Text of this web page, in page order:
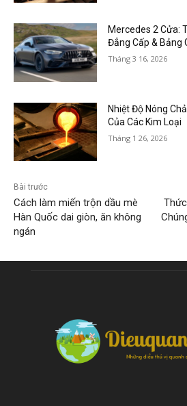
Mercedes 2 Cửa:
Đẳng Cấp & Bảng
Tháng 3 16, 2026
Nhiệt Độ Nóng
Của Các Kim Loại
Tháng 1 26, 2026
Bài trước
Cách làm miến trộn dầu mè
Hàn Quốc dai giòn, ăn không
ngán